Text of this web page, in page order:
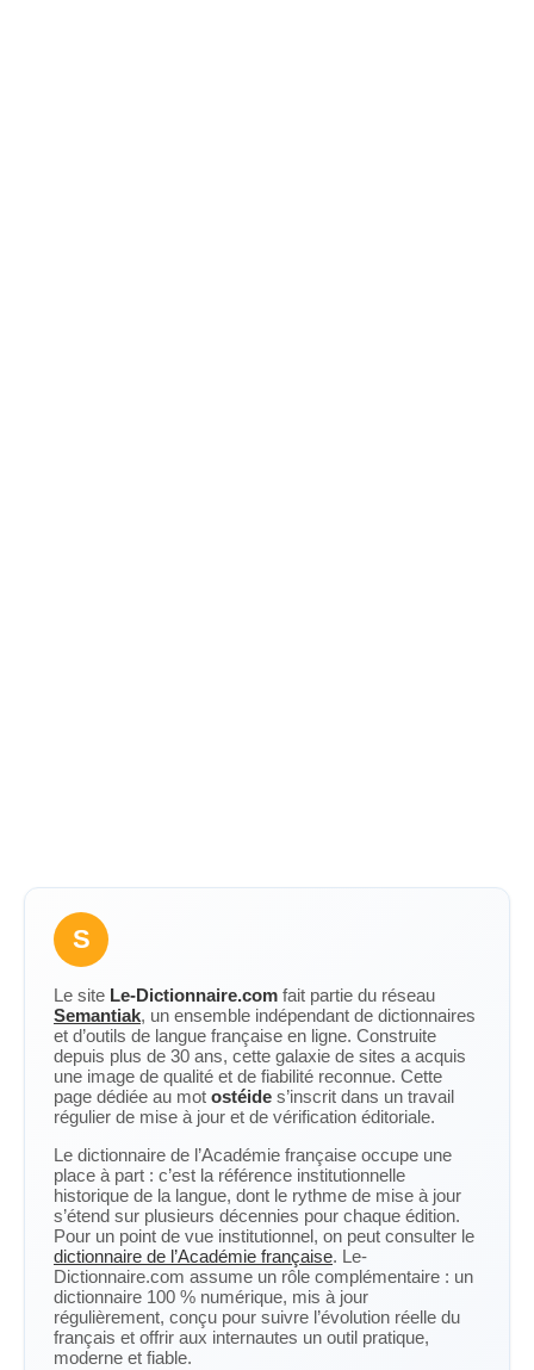
S
Le site Le-Dictionnaire.com fait partie du réseau
Semantiak, un ensemble indépendant de dictionnaires
et d’outils de langue française en ligne. Construite
depuis plus de 30 ans, cette galaxie de sites a acquis
une image de qualité et de fiabilité reconnue. Cette
page dédiée au mot ostéide s’inscrit dans un travail
régulier de mise à jour et de vérification éditoriale.
Le dictionnaire de l’Académie française occupe une
place à part : c’est la référence institutionnelle
historique de la langue, dont le rythme de mise à jour
s’étend sur plusieurs décennies pour chaque édition.
Pour un point de vue institutionnel, on peut consulter le
dictionnaire de l’Académie française. Le-
Dictionnaire.com assume un rôle complémentaire : un
dictionnaire 100 % numérique, mis à jour
régulièrement, conçu pour suivre l’évolution réelle du
français et offrir aux internautes un outil pratique,
moderne et fiable.